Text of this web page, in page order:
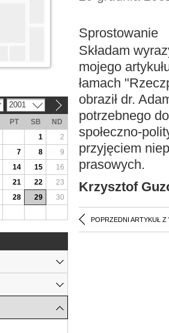
Sprostowanie
Składam
mojego
łamach
obraził dr.
potrzebnego
społeczno-
przyjęciem
prasowych.
Krzysztof
POPRZEDNI ARTYKUŁ Z
2001
PT SB
ND
1
2
7 8
9
14 15
16
21 22
23
28 29
30